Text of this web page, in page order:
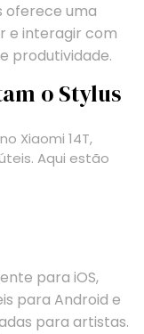
oferece uma
e interagir com
produtividade.
o Stylus
Xiaomi 14T,
Aqui estão
para iOS,
para Android e
para artistas.